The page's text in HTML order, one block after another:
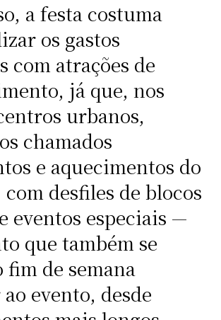
a festa costuma
os gastos
com atrações de
já que, nos
urbanos,
chamados
e aquecimentos do
desfiles de blocos
eventos especiais —
que também se
fim de semana
evento, desde